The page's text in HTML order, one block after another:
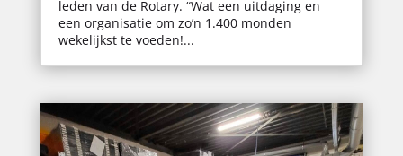
leden van de Rotary. “Wat een uitdaging en
een organisatie om zo’n 1.400 monden
wekelijkst te voeden!...